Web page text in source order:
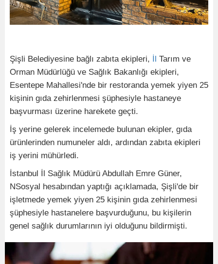
Şişli Belediyesine bağlı zabıta ekipleri, İl Tarım ve
Orman Müdürlüğü ve Sağlık Bakanlığı ekipleri,
Esentepe Mahallesi'nde bir restoranda yemek yiyen 25
kişinin gıda zehirlenmesi şüphesiyle hastaneye
başvurması üzerine harekete geçti.
İş yerine gelerek incelemede bulunan ekipler, gıda
ürünlerinden numuneler aldı, ardından zabıta ekipleri
iş yerini mühürledi.
İstanbul İl Sağlık Müdürü Abdullah Emre Güner,
NSosyal hesabından yaptığı açıklamada, Şişli'de bir
işletmede yemek yiyen 25 kişinin gıda zehirlenmesi
şüphesiyle hastanelere başvurduğunu, bu kişilerin
genel sağlık durumlarının iyi olduğunu bildirmişti.